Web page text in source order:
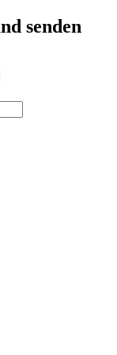
senden